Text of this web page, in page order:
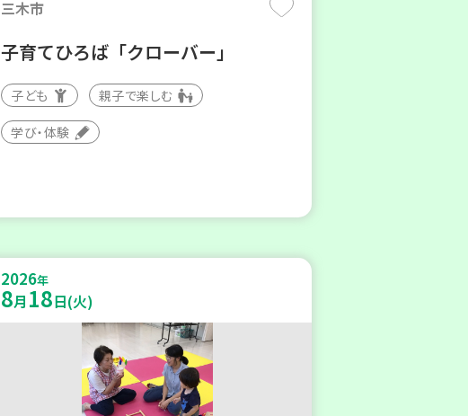
三木市
子育てひろば「クローバー」
子ども 親子で楽しむ
学び・体験
2026年
8月 18日(火)